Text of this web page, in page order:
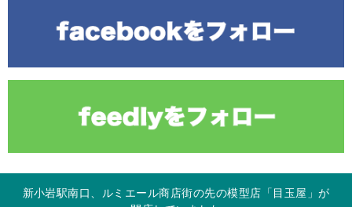
新小岩駅南口、ルミエール商店街の先の模型店「目玉屋」が